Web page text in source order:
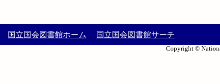
国立国会図書館ホーム 国立国会図書館サーチ
Copyright ©